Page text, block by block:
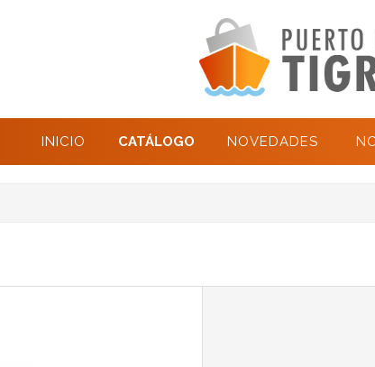
INICIO CATÁLOGO NOVEDADES